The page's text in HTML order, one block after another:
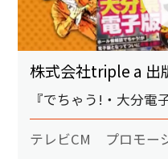
株式会社triple a 出
『でちゃう!・大分電
テレビCM プロモー